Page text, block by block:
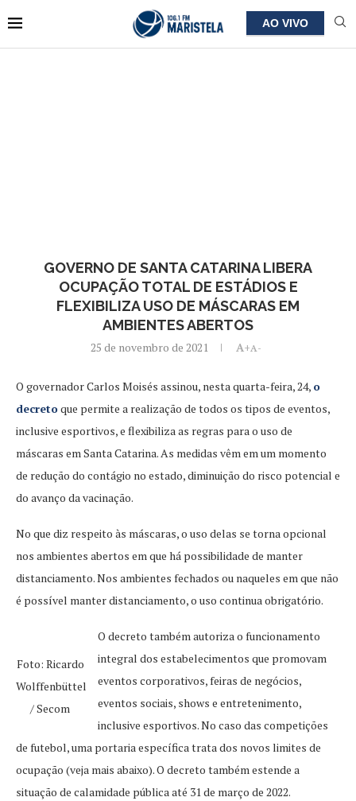
AO VIVO
GOVERNO DE SANTA CATARINA LIBERA
OCUPAÇÃO TOTAL DE ESTÁDIOS E
FLEXIBILIZA USO DE MÁSCARAS EM
AMBIENTES ABERTOS
25 de novembro de 2021 A+A-
O governador Carlos Moisés assinou, nesta quarta-feira, 24, o
decretoque permite a realização de todos os tipos de eventos,
inclusive esportivos, e flexibiliza as regras para o uso de
máscaras em Santa Catarina. As medidas vêm em um momento
de redução do contágio no estado, diminuição do risco potencial e
do avanço da vacinação.
No que diz respeito às máscaras, o uso delas se torna opcional
nos ambientes abertos em que há possibilidade de manter
distanciamento. Nos ambientes fechados ou naqueles em que não
é possível manter distanciamento, o uso continua obrigatório.
Foto: Ricardo
Wolffenbüttel
/ Secom
O decreto também autoriza o funcionamento
integral dos estabelecimentos que promovam
eventos corporativos, feiras de negócios,
eventos sociais, shows e entretenimento,
inclusive esportivos. No caso das competições
de futebol, uma portaria específica trata dos novos limites de
ocupação (veja mais abaixo). O decreto também estende a
situação de calamidade pública até 31 de março de 2022.